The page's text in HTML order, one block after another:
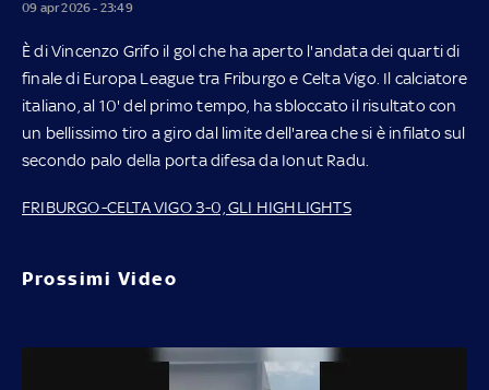
09 apr 2026 - 23:49
È di Vincenzo Grifo il gol che ha aperto l'andata dei quarti di
finale di Europa League tra Friburgo e Celta Vigo. Il calciatore
italiano, al 10' del primo tempo, ha sbloccato il risultato con
un bellissimo tiro a giro dal limite dell'area che si è infilato sul
secondo palo della porta difesa da Ionut Radu.
FRIBURGO-CELTA VIGO 3-0, GLI HIGHLIGHTS
Prossimi Video